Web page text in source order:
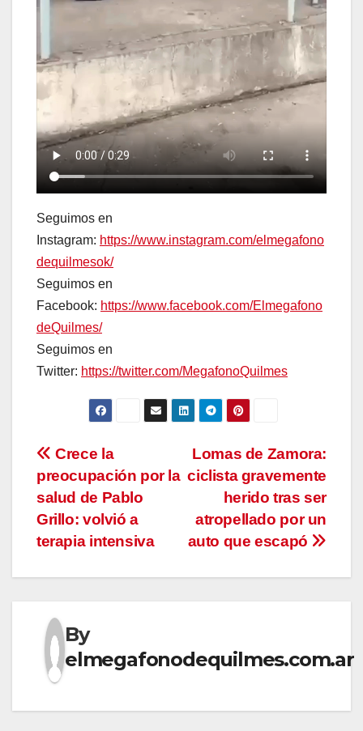
Seguimos en
Instagram: https://www.instagram.com/elmegafono
dequilmesok/
Seguimos en
Facebook: https://www.facebook.com/Elmegafono
deQuilmes/
Seguimos en
Twitter: https://twitter.com/MegafonoQuilmes
Navegación
de
entradas
Lomas de Zamora:
ciclista gravemente
herido tras ser
atropellado por un
auto que escapó
Crece la
preocupación por la
salud de Pablo
Grillo: volvió a
terapia intensiva
By
elmegafonodequilmes.com.ar